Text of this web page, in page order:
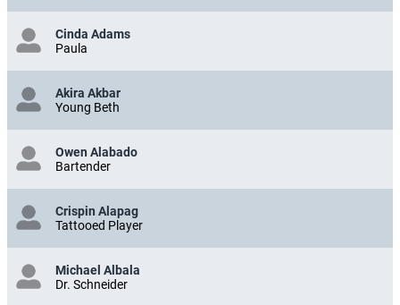
Cinda Adams
Paula
Akira Akbar
Young Beth
Owen Alabado
Bartender
Crispin Alapag
Tattooed Player
Michael Albala
Dr. Schneider